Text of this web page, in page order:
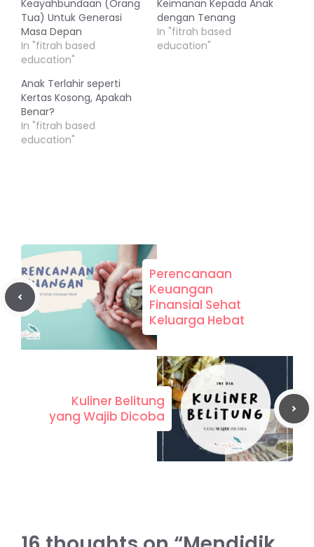
Keayahbundaan (Orang
Tua) Untuk Generasi
Masa Depan
In "fitrah based
education"
Keimanan Kepada Anak
dengan Tenang
In "fitrah based
education"
Anak Terlahir seperti
Kertas Kosong, Apakah
Benar?
In "fitrah based
education"
Perencanaan
Keuangan
Finansial Sehat
Keluarga Hebat
Kuliner Belitung
yang Wajib Dicoba